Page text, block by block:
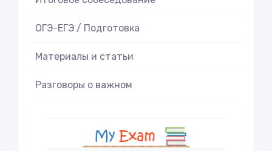
ОГЭ-ЕГЭ / Подготовка
Материалы и статьи
Разговоры о важном